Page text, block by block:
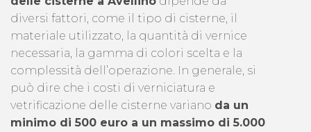
diversi fattori, come il tipo di cisterne, il
materiale utilizzato, la quantità di vernice
necessaria, la gamma di colori scelta e la
complessità dell’operazione. In generale, si
può dire che i costi di verniciatura e
vetrificazione delle cisterne variano da un
minimo di 500 euro a un massimo di 5.000